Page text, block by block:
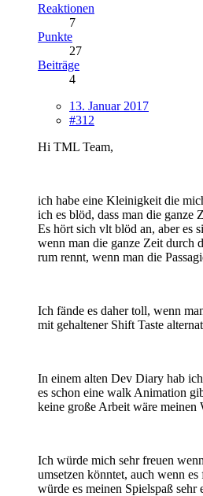
Reaktionen
7
Punkte
27
Beiträge
4
13. Januar 2017
#312
Hi TML Team,
ich habe eine Kleinigkeit die
ich es blöd, dass man die ganze
Es hört sich vlt blöd an, aber es
wenn man die ganze Zeit durch
rum rennt, wenn man die
Ich fände es daher toll, wenn
mit gehaltener Shift Taste
In einem alten Dev Diary hab
es schon eine walk Animation
keine große Arbeit wäre meinen
Ich würde mich sehr freuen
umsetzen könntet, auch wenn
würde es meinen Spielspaß sehr